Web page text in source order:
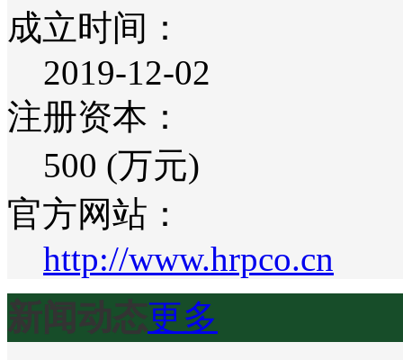
成立时间：
2019-12-02
注册资本：
500 (万元)
官方网站：
http://www.hrpco.cn
新闻动态更多